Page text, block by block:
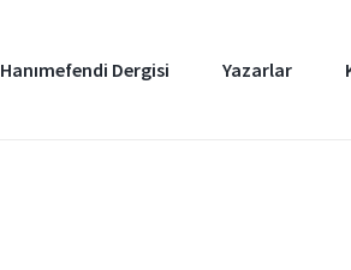
Hanımefendi Dergisi Yazarlar